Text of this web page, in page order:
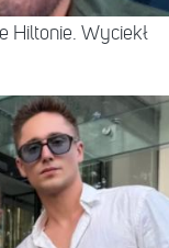
Hiltonie. Wyciekł